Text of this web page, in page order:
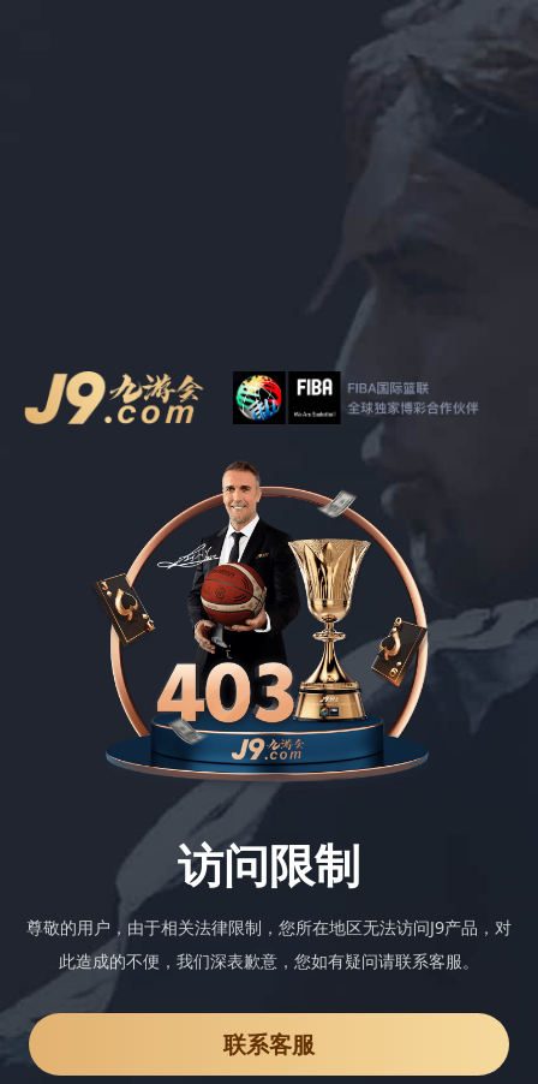
访问限制
尊敬的用户，由于相关法律限制，您所在地区无法访问J9产品，对
此造成的不便，我们深表歉意，您如有疑问请联系客服。
联系客服